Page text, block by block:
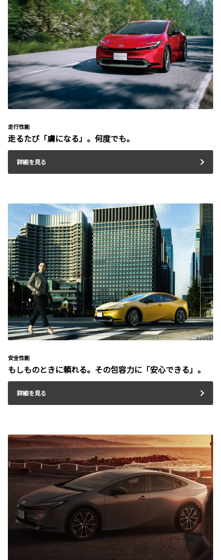
走行性能
走るたび「虜になる」。何度でも。
詳細を見る
安全性能
もしものときに頼れる。その包容力に「安心できる」。
詳細を見る